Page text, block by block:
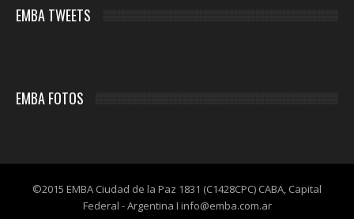
EMBA TWEETS
EMBA FOTOS
©2015 EMBA Ciudad de la Paz 1831 (C1428CPC) CABA, Capital
Federal - Argentina I info@emba.com.ar